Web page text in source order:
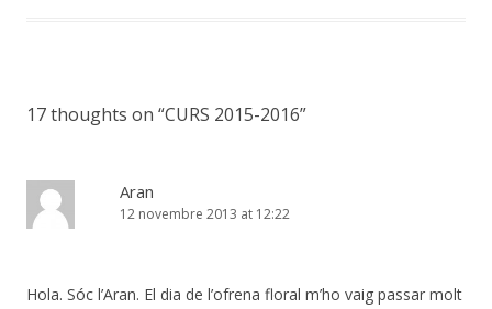
17 thoughts on “CURS 2015-2016”
Aran
12 novembre 2013 at 12:22
Hola. Sóc l’Aran. El dia de l’ofrena floral m’ho vaig passar molt